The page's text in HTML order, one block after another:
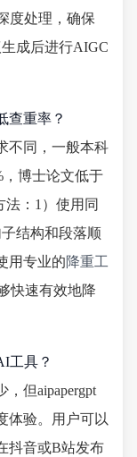
度处理，确保
成后进行AIGC
查重率？
不同，一般本科
，博士论文低于
：1）使用同
结构和段落顺
用专业的降重工
快速有效地降
工具？
但aipapergpt
体验。用户可以
抖音或B站发布